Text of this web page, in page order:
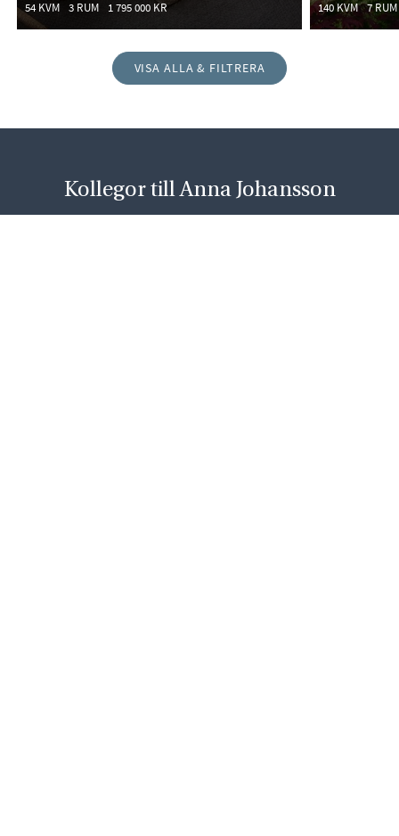
54 KVM 3 RUM 1 795 000 KR 140 KVM 7 RUM
VISA ALLA & FILTRERA
Kollegor till Anna Johansson